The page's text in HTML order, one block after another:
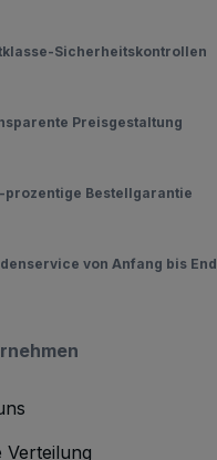
Sicherheitskontrollen
Preisgestaltung
prozentige Bestellgarantie
von Anfang bis
Verteilung